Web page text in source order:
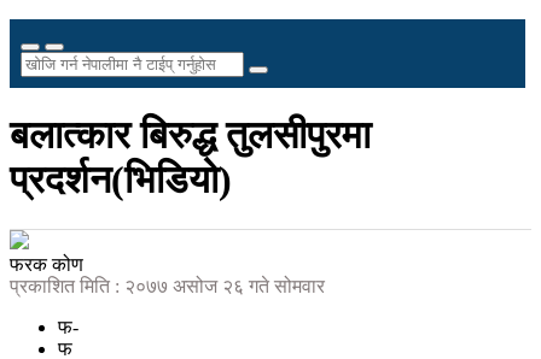
बलात्कार बिरुद्ध तुलसीपुरमा
प्रदर्शन(भिडियो)
फरक कोण
प्रकाशित मिति : २०७७ असोज २६ गते सोमवार
फ-
फ